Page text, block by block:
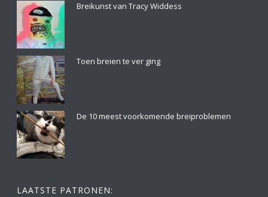
Breikunst van Tracy Widdess
Toen breien te ver ging
De 10 meest voorkomende breiproblemen
LAATSTE PATRONEN: